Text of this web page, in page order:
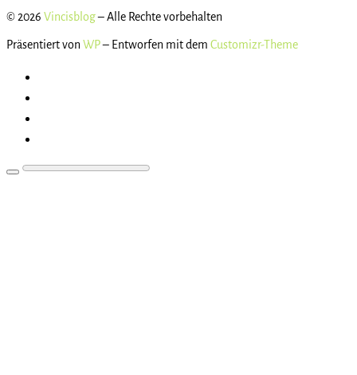
© 2026 Vincisblog– Alle Rechte vorbehalten
Präsentiert vonWP– Entworfen mit dem Customizr-Theme